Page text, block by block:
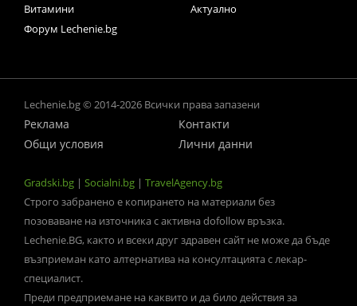
Витамини
Актуално
Форум Lechenie.bg
Lechenie.bg © 2014-2026 Всички права запазени
Реклама
Контакти
Общи условия
Лични данни
Gradski.bg | Socialni.bg | TravelAgency.bg
Строго забранено е копирането на материали без
позоваване на източника с активна dofollow връзка.
Lechenie.BG, както и всеки друг здравен сайт не може да бъде
възприеман като алтернатива на консултацията с лекар-
специалист.
Преди предприемане на каквито и да било действия за